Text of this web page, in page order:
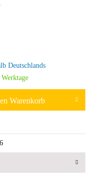
Deutschlands
Warenkorb